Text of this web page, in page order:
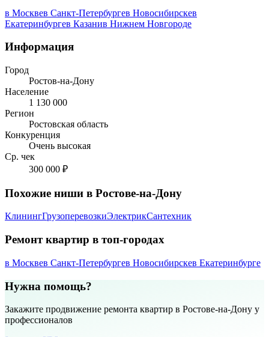
в Москвев Санкт-Петербургев Новосибирскев
Екатеринбургев Казанив Нижнем Новгороде
Информация
Город
Ростов-на-Дону
Население
1 130 000
Регион
Ростовская область
Конкуренция
Очень высокая
Ср. чек
300 000 ₽
Похожие ниши в Ростове-на-Дону
КлинингГрузоперевозкиЭлектрикСантехник
Ремонт квартир в топ-городах
в Москвев Санкт-Петербургев Новосибирскев Екатеринбурге
Нужна помощь?
Закажите продвижение ремонта квартир в Ростове-на-Дону у
профессионалов